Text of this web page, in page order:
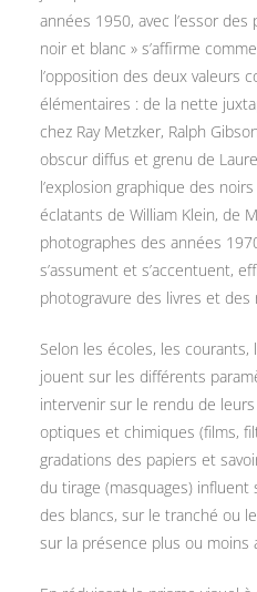
années 1950, avec l’essor
noir et blanc » s’affirme
l’opposition des deux valeurs
élémentaires : de la nette
chez Ray Metzker, Ralph
obscur diffus et grenu de
l’explosion graphique des
éclatants de William Klein, de
photographes des années
s’assument et s’accentuent,
photogravure des livres et des
Selon les écoles, les
jouent sur les différents
intervenir sur le rendu de
optiques et chimiques (films,
gradations des papiers et
du tirage (masquages)
des blancs, sur le tranché ou
sur la présence plus ou